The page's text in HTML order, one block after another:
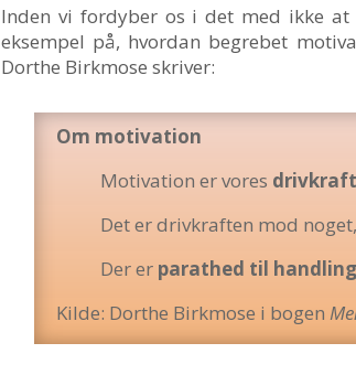
Inden vi fordyber os i det med ikke
eksempel på, hvordan begrebet
Dorthe Birkmose skriver:
Om motivation
Motivation er vores drivkraft
Det er drivkraften mod
Der er parathed til handling
Kilde: Dorthe Birkmose i bogen